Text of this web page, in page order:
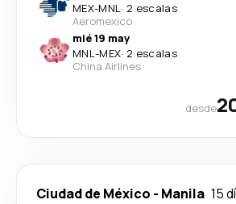
MEX-MNL· 2 escalas
Aeromexico
mié 19 may
MNL-MEX· 2 escalas
China Airlines
desde
Ciudad de México - Manila 15